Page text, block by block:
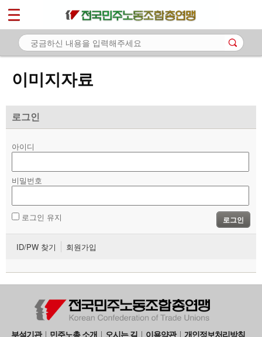
이미지자료
로그인
아이디
비밀번호
로그인 유지 로그인
ID/PW 찾기 회원가입
부설기관 민주노총 소개 오시는 길 이용약관 개인정보처리방침
마이페이지
소개
노동상담
자료
- 미디어자료
- 카드뉴스
부설기관